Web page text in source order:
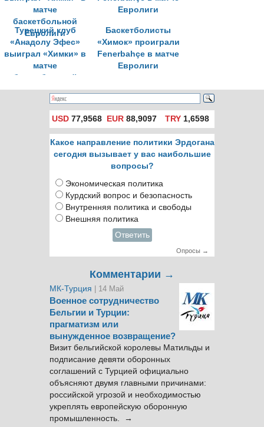
Турецкий клуб
«Анадолу Эфес»
выиграл «Химки» в
матче
баскетбольной
Евролиги
Баскетболисты
«Химок» проиграли
Fenerbahçe в матче
Евролиги
USD 77,9568 EUR 88,9097 TRY1,6598
Какое направление политики Эрдогана
сегодня вызывает у вас наибольшие
вопросы?
Экономическая политика
Курдский вопрос и безопасность
Внутренняя политика и свободы
Внешняя политика
Ответить
Опросы →
Комментарии →
МК-Турция | 14 Май
Военное сотрудничество
Бельгии и Турции:
прагматизм или
вынужденное возвращение?
Визит бельгийской королевы Матильды и
подписание девяти оборонных
соглашений с Турцией официально
объясняют двумя главными причинами:
российской угрозой и необходимостью
укреплять европейскую оборонную
промышленность. →